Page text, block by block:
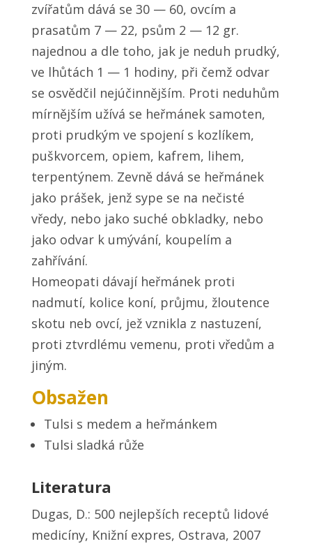
zvířatům dává se 30 — 60, ovcím a
prasatům 7 — 22, psům 2 — 12 gr.
najednou a dle toho, jak je neduh prudký,
ve lhůtách 1 — 1 hodiny, při čemž odvar
se osvědčil nejúčinnějším. Proti neduhům
mírnějším užívá se heřmánek samoten,
proti prudkým ve spojení s kozlíkem,
puškvorcem, opiem, kafrem, lihem,
terpentýnem. Zevně dává se heřmánek
jako prášek, jenž sype se na nečisté
vředy, nebo jako suché obkladky, nebo
jako odvar k umývání, koupelím a
zahřívání.
Homeopati dávají heřmánek proti
nadmutí, kolice koní, průjmu, žloutence
skotu neb ovcí, jež vznikla z nastuzení,
proti ztvrdlému vemenu, proti vředům a
jiným.
Obsažen
Tulsi s medem a heřmánkem
Tulsi sladká růže
Literatura
Dugas, D.: 500 nejlepších receptů lidové
medicíny, Knižní expres, Ostrava, 2007